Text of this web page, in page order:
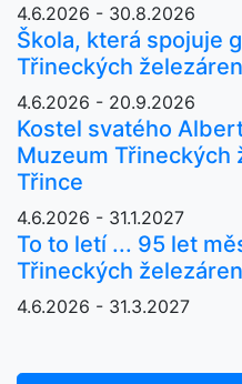
4.6.2026 - 30.8.2026
Škola, která spojuje
Třineckých
4.6.2026 - 20.9.2026
Kostel svatého
Muzeum Třineckých
Třince
4.6.2026 - 31.1.2027
To to letí ... 95 let
Třineckých
4.6.2026 - 31.3.2027